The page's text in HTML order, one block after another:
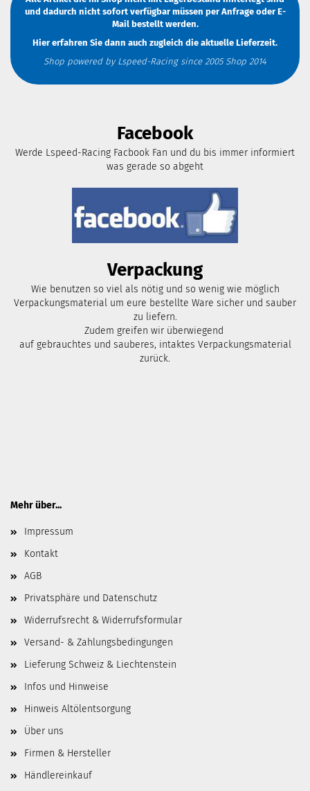
und dadurch nicht sofort verfügbar müssen per AnfrageoderE-
Mailbestellt werden.
Hier erfahren Sie dann auch zugleich die aktuelle Lieferzeit.
Shop powered by Lspeed-Racing since 2005 Shop 2014
Facebook
Werde Lspeed-Racing Facbook Fan und du bis immer informiert
was gerade so abgeht
Verpackung
Wie benutzen so viel als nötig und so wenig wie möglich
Verpackungsmaterial um eure bestellte Ware sicher und sauber
zu liefern.
Zudem greifen wir überwiegend
auf gebrauchtes und sauberes, intaktes Verpackungsmaterial
zurück.
Mehr über...
Impressum
Kontakt
AGB
Privatsphäre und Datenschutz
Widerrufsrecht & Widerrufsformular
Versand- & Zahlungsbedingungen
Lieferung Schweiz & Liechtenstein
Infos und Hinweise
Hinweis Altölentsorgung
Über uns
Firmen & Hersteller
Händlereinkauf